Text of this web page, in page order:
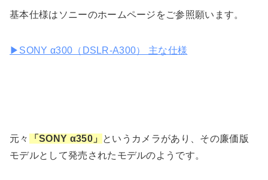
基本仕様はソニーのホームページをご参照願います。
▶SONY α300（DSLR-A300） 主な仕様
元々 「SONY α350」
というカメラがあり、その廉価版
モデルとして発売されたモデルのようです。